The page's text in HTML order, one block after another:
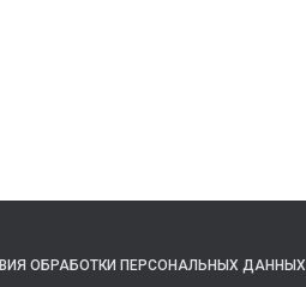
ОБРАБОТКИ ПЕРСОНАЛЬНЫХ ДАННЫХ